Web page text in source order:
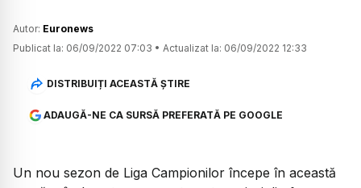
Autor: Euronews
Publicat la: 06/09/2022 07:03 • Actualizat la: 06/09/2022 12:33
DISTRIBUIȚI ACEASTĂ ȘTIRE
ADAUGĂ-NE CA SURSĂ PREFERATĂ PE GOOGLE
Un nou sezon de Liga Campionilor începe în această